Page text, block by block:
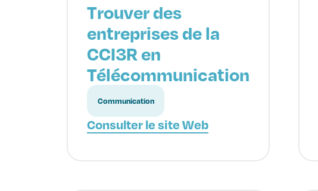
Trouver des
entreprises de la
CCI3R en
Télécommunication
Communication
Consulter le site Web